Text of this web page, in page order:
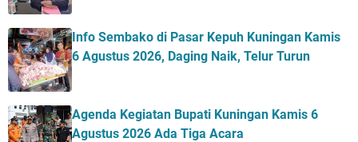
Info Sembako di Pasar Kepuh Kuningan Kamis
6 Agustus 2026, Daging Naik, Telur Turun
Agenda Kegiatan Bupati Kuningan Kamis 6
Agustus 2026 Ada Tiga Acara